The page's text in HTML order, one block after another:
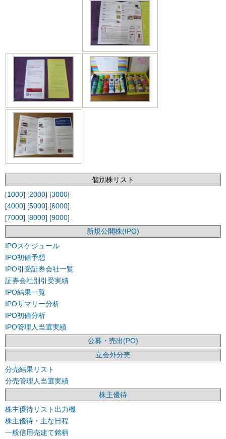
個別株リスト
[1000] [2000] [3000]
[4000] [5000] [6000]
[7000] [8000] [9000]
新規公開株(IPO)
IPOスケジュール
IPO初値予想
IPO引受証券会社一覧
証券会社別引受実績
IPO結果一覧
IPOサマリー分析
IPO初値分析
IPO管理人当選実績
公募・売出(PO)
立会外分売
分売結果リスト
分売管理人当選実績
株主優待
株主優待リスト出力機
株主優待・主な日程
一般信用売建て銘柄